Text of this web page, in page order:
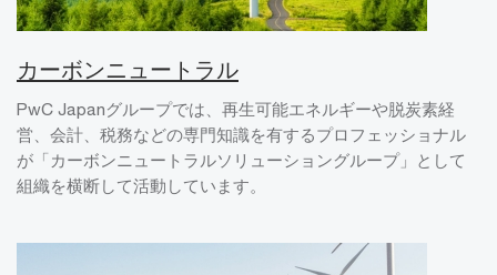
カーボンニュートラル
PwC Japanグループでは、再生可能エネルギーや脱炭素経
営、会計、税務などの専門知識を有するプロフェッショナル
が「カーボンニュートラルソリューショングループ」として
組織を横断して活動しています。